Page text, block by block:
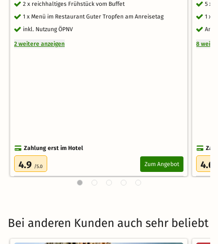
2 x reichhaltiges Frühstück vom Buffet
1 x Menü im Restaurant Guter Tropfen am Anreisetag
inkl. Nutzung ÖPNV
2 weitere anzeigen
Zahlung erst im Hotel
4.9 /5.0 Zum Angebot
5 x
1 x
An
8
4.6
Bei anderen Kunden auch sehr beliebt